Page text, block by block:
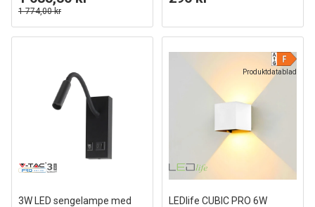
inne/ute, inkl. lyskilde
1 774,00 kr
3W LED sengelampe med
Produktdatablad
LEDlife CUBIC PRO 6W